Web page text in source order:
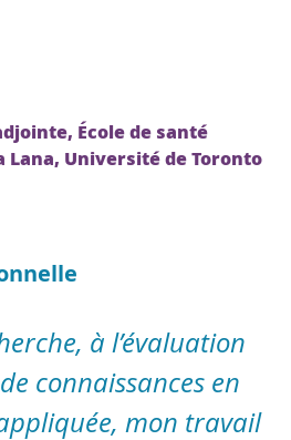
École de santé
Lana, Université de Toronto
à l’évaluation
connaissances en
mon travail